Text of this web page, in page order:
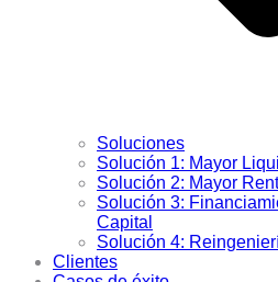
Soluciones
Solución 1: Mayor
Solución 2: Mayor
Solución 3:
Capital
Solución 4:
Clientes